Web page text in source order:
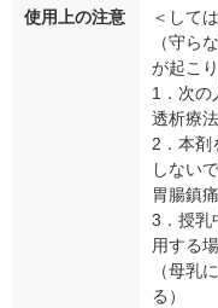
使用上の注意
＜して
（守ら
が起こ
1．次の
透析療
2．本剤
しない
胃腸鎮
3．授乳
用する
（母乳
る）